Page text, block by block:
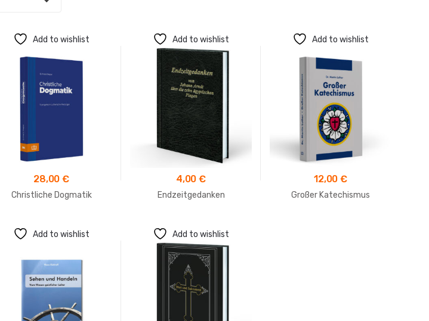
Add to wishlist
28,00€
Christliche Dogmatik
Add to wishlist
4,00€
Endzeitgedanken
Add to wishlist
12,00€
Großer Katechismus
Add to wishlist Add to wishlist
8,00
Missionsbibel